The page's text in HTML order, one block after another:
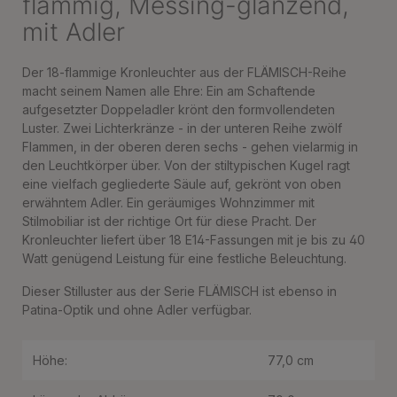
mit Adler
Der 18-flammige Kronleuchter aus der FLÄMISCH-Reihe
macht seinem Namen alle Ehre: Ein am Schaftende
aufgesetzter Doppeladler krönt den formvollendeten
Luster. Zwei Lichterkränze - in der unteren Reihe zwölf
Flammen, in der oberen deren sechs - gehen vielarmig in
den Leuchtkörper über. Von der stiltypischen Kugel ragt
eine vielfach gegliederte Säule auf, gekrönt von oben
erwähntem Adler. Ein geräumiges Wohnzimmer mit
Stilmobiliar ist der richtige Ort für diese Pracht. Der
Kronleuchter liefert über 18 E14-Fassungen mit je bis zu 40
Watt genügend Leistung für eine festliche Beleuchtung.
Dieser Stilluster aus der Serie FLÄMISCH ist ebenso in
Patina-Optik und ohne Adler verfügbar.
Höhe: 77,0 cm